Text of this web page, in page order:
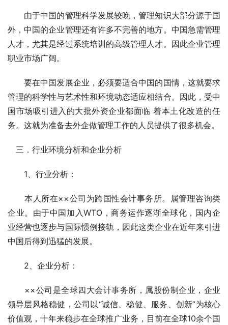
由于中国的管理科学发展较晚，管理知识大部分源于国
外，中国的企业管理还有许多不完善的地方。中国急需管理
人才，尤其是经过系统培训的高级管理人才。因此企业管理
职业市场广阔。
要在中国发展企业，必须要适合中国的国情，这就要求
管理的科学性与艺术性和环境动态适应相结合。因此，受中
国市场吸引进入的大批外资企业都面临 着本土化改造的任
三．行业环境分析和企业分析
1、行业分析：
本人所在××公司为跨国性会计事务所。属管理咨询类
企业。由于中国加入WTO，商务运作逐渐全球化，国内企
业经营也逐步与国际惯例接轨，因此这类企业在近年来引进
中国后得到迅猛的发展。
2、企业分析：
××公司是全球四大会计事务所，属股份制企业，企业
领导层风格稳健，公司以“诚信、稳健、服务、创新”为核心
价值观，十年来稳步在全球推广业务，目前在全球10余个国